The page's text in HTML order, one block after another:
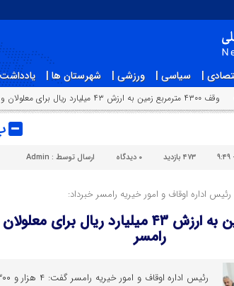
| سیاسی | ورزشی | شهرستان ها | یادداشت
وقف ۴۳۰۰ مترمربع زمین به ارزش ۴۳ میلیارد ریال برای معلولان و سالمندان رامسر
۴۷۳ بازدید ۰ دیدگاه ارسال توسط : Admin
رئیس اداره اوقاف و امور خیریه رامسر خبرداد:
وقف ۴۳۰۰ مترمربع زمین به ارزش ۴۳ میلیارد ریال
رامسر